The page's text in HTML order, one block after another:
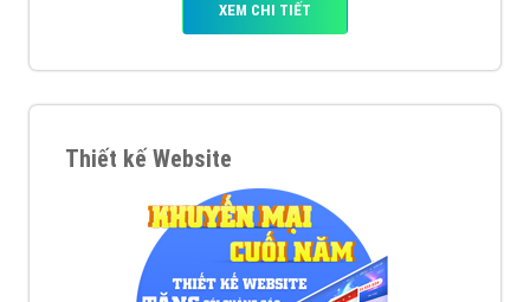
XEM CHI TIẾT
Thiết kế Website